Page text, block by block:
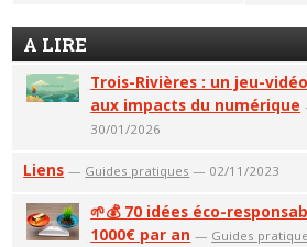
A LIRE
Trois-Rivières : un jeu-
aux impacts du numérique
30/01/2026
Liens — Guides pratiques — 02/11/2023
🌱💰 70 idées éco-
1000€ par an — Guides